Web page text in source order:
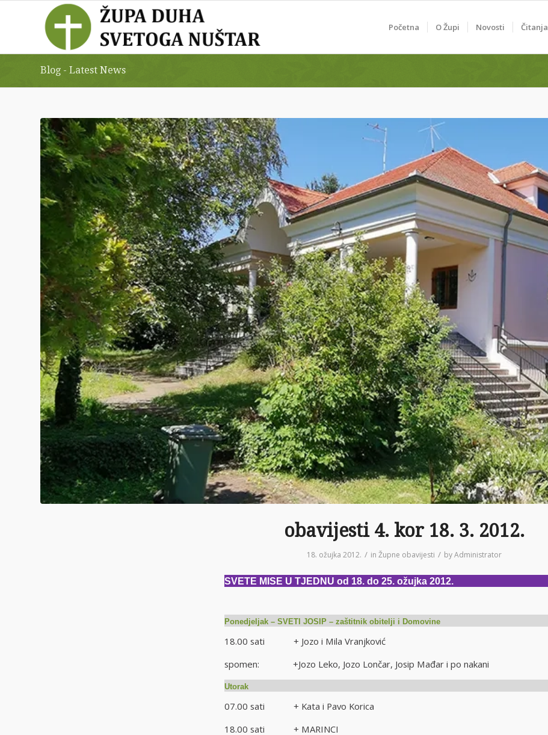
Početna O Župi Novosti Čitanja
Blog - Latest News
obavijesti 4. kor 18. 3. 2012.
18. ožujka 2012. / in Župne obavijesti / byAdministrator
SVETE MISE U TJEDNU od 18. do 25. ožujka 2012.
Ponedjeljak – SVETI JOSIP – zaštitnik obitelji i Domovine
18.00 sati + Jozo i Mila Vranjković
spomen: +Jozo Leko, Jozo Lončar, Josip Mađar i po nakani
Utorak
07.00 sati + Kata i Pavo Korica
18.00 sati + MARINCI